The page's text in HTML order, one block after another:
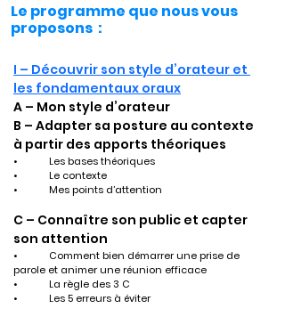
Le programme que nous vous
proposons :
I – Découvrir son style d’orateur et
les fondamentaux oraux
A – Mon style d’orateur
B – Adapter sa posture au contexte
à partir des apports théoriques
•	Les bases théoriques
•	Le contexte
•	Mes points d’attention
C – Connaître son public et capter
son attention
•	Comment bien démarrer une prise de
parole et animer une réunion efficace
•	La règle des 3 C
•	Les 5 erreurs à éviter